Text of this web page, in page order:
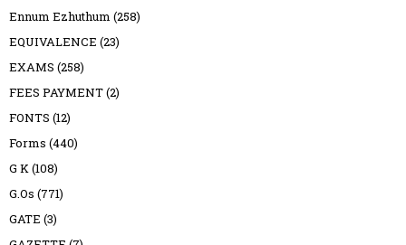
Ennum Ezhuthum (258)
EQUIVALENCE (23)
EXAMS (258)
FEES PAYMENT(2)
FONTS (12)
Forms (440)
G K(108)
G.Os (771)
GATE (3)